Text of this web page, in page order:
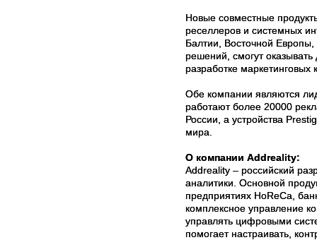
Новые совместные
реселлеров и системных
Балтии, Восточной
решений, смогут
разработке маркетинговых
Обе компании являются
работают более 20000
России, а устройства
мира.
О компании Addreality:
Addreality – российский
аналитики. Основной
предприятиях HoReCa,
комплексное управление
управлять цифровыми
помогает настраивать,